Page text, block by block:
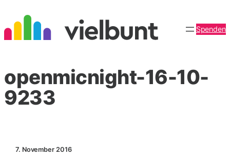
Inhalt
springen
Spenden
openmicnight-16-10-
9233
7. November 2016